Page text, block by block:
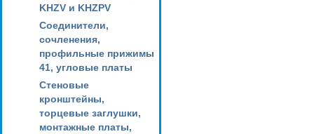
KHZV и KHZPV
Соединители,
сочленения,
профильные прижимы
41, угловые платы
Стеновые
кронштейны,
торцевые заглушки,
монтажные платы,